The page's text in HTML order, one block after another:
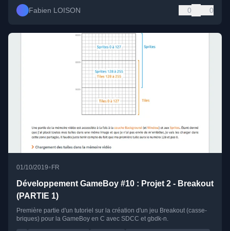
Fabien LOISON 0 0
01/10/2019• FR
Développement GameBoy #10 : Projet 2 - Breakout
(PARTIE 1)
Première partie d'un tutoriel sur la création d'un jeu Breakout (casse-
briques) pour la GameBoy en C avec SDCC et gbdk-n.